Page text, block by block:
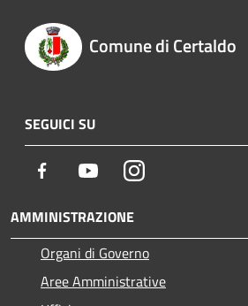
Comune di Certaldo
SEGUICI SU
Facebook YoutubeInstagram
AMMINISTRAZIONE
Organi di Governo
Aree Amministrative